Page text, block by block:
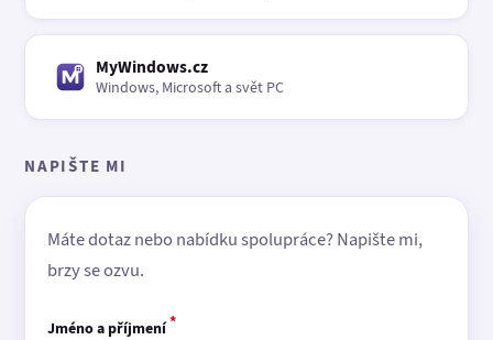
MyWindows.cz
Windows, Microsoft a svět PC
NAPIŠTE MI
Máte dotaz nebo nabídku spolupráce? Napište mi,
brzy se ozvu.
Jméno a příjmení*